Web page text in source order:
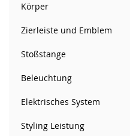
Körper
Zierleiste und Emblem
Stoßstange
Beleuchtung
Elektrisches System
Styling Leistung